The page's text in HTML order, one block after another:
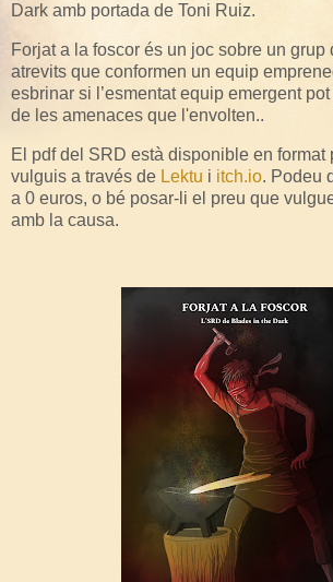
Dark amb portada de Toni Ruiz.
Forjat a la foscor és un joc sobre un grup
atrevits que conformen un equip
esbrinar si l’esmentat equip emergent
de les amenaces que l'envolten..
El pdf del SRD està disponible en format
vulguis a través de Lektu i itch.io. Podeu
a 0 euros, o bé posar-li el preu que
amb la causa.